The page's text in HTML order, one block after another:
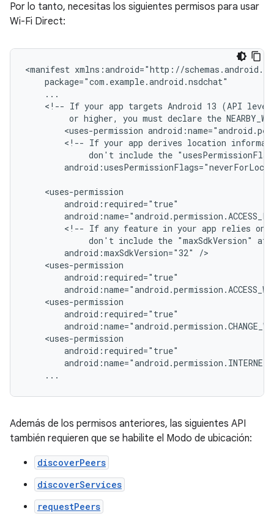
Por lo tanto, necesitas los siguientes permisos para usar
Wi-Fi Direct:
<manifest
<!-- If your app targets Android 13 (API
or higher, you must declare the
<uses-permission
<!-- If your app derives location
don't include the
<!-- If any feature in your app relies on
don't include the "maxSdkVersion"
android:maxSdkVersion="32"
...
Además de los permisos anteriores, las siguientes API
también requieren que se habilite el Modo de ubicación:
discoverPeers
discoverServices
requestPeers